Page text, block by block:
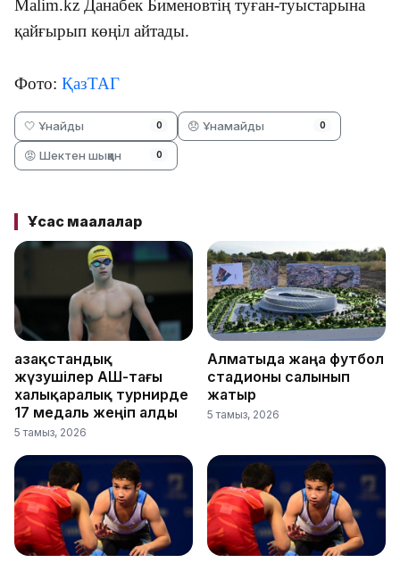
Malim.kz Данабек Бименовтің туған-туыстарына
қайғырып көңіл айтады.
Фото: ҚазТАГ
🤍 Ұнайды 0 😞 Ұнамайды 0
😡 Шектен шыққан 0
Ұқсас мақалалар
Қазақстандық
жүзушілер АҚШ-тағы
халықаралық турнирде
17 медаль жеңіп алды
5 тамыз, 2026
Алматыда жаңа футбол
стадионы салынып
жатыр
5 тамыз, 2026